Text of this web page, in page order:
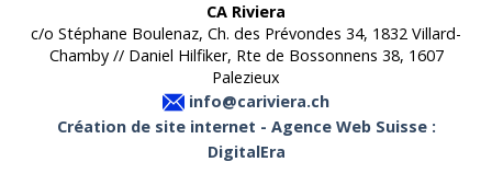
CA Riviera
c/o Stéphane Boulenaz, Ch. des Prévondes 34, 1832 Villard-
Chamby // Daniel Hilfiker, Rte de Bossonnens 38, 1607
Palezieux
info@cariviera.ch
Création de site internet - Agence Web Suisse :
DigitalEra